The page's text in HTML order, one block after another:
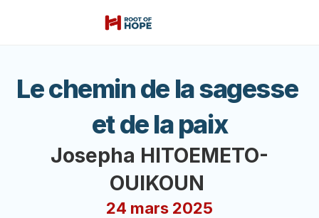
Le chemin de la sagesse
et de la paix
Josepha HITOEMETO-
OUIKOUN
24 mars 2025